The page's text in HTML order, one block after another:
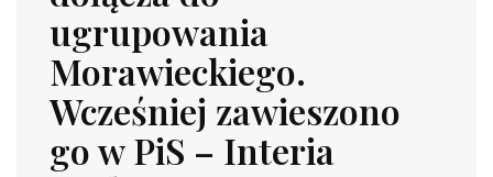
ugrupowania
Morawieckiego.
Wcześniej zawieszono
go w PiS – Interia